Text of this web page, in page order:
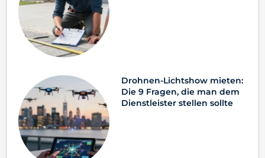
Drohnen-Lichtshow mieten:
Die 9 Fragen, die man dem
Dienstleister stellen sollte